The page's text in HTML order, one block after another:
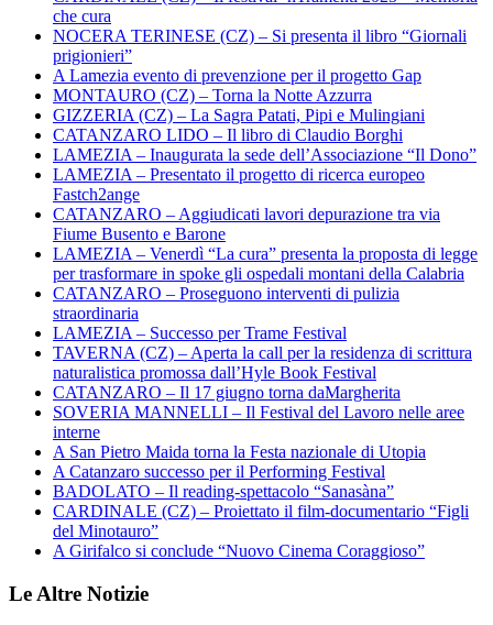
che cura
NOCERA TERINESE (CZ) – Si presenta il libro “Giornali
prigionieri”
A Lamezia evento di prevenzione per il progetto Gap
MONTAURO (CZ) – Torna la Notte Azzurra
GIZZERIA (CZ) – La Sagra Patati, Pipi e Mulingiani
CATANZARO LIDO – Il libro di Claudio Borghi
LAMEZIA – Inaugurata la sede dell’Associazione “Il Dono”
LAMEZIA – Presentato il progetto di ricerca europeo
Fastch2ange
CATANZARO – Aggiudicati lavori depurazione tra via
Fiume Busento e Barone
LAMEZIA – Venerdì “La cura” presenta la proposta di legge
per trasformare in spoke gli ospedali montani della Calabria
CATANZARO – Proseguono interventi di pulizia
straordinaria
LAMEZIA – Successo per Trame Festival
TAVERNA (CZ) – Aperta la call per la residenza di scrittura
naturalistica promossa dall’Hyle Book Festival
CATANZARO – Il 17 giugno torna daMargherita
SOVERIA MANNELLI – Il Festival del Lavoro nelle aree
interne
A San Pietro Maida torna la Festa nazionale di Utopia
A Catanzaro successo per il Performing Festival
BADOLATO – Il reading-spettacolo “Sanasàna”
CARDINALE (CZ) – Proiettato il film-documentario “Figli
del Minotauro”
A Girifalco si conclude “Nuovo Cinema Coraggioso”
Le Altre Notizie